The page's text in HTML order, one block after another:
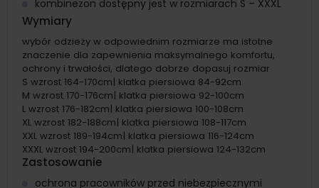
kombinezon dostępny jest w rozmiarach S – XXXL
Wymiary
wybór odzieży w odpowiednim rozmiarze ma istotne
znaczenie dla zapewnienia maksymalnego komfortu,
ochrony i trwałości, dlatego dobrze dopasuj rozmiar
S wzrost 164-170cm| klatka piersiowa 84-92cm
M wzrost 170-176cm| klatka piersiowa 92-100cm
L wzrost 176-182cm| klatka piersiowa 100-108cm
XL wzrost 182-188cm| klatka piersiowa 108-117cm
XXL wzrost 189-194cm| klatka piersiowa 116-124cm
XXXL wzrost 194-200cm| klatka piersiowa 124-132cm
Zastosowanie
ochrona pracowników przed niebezpiecznymi